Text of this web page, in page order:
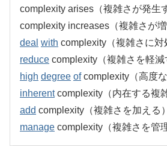
complexity arises（複雑さが発生
complexity increases（複雑さが増
deal with complexity（複雑さに対
reduce complexity（複雑さを軽減
high degree ofcomplexity（高度な
inherentcomplexity（内在する複
add complexity（複雑さを加える）
manage complexity（複雑さを管